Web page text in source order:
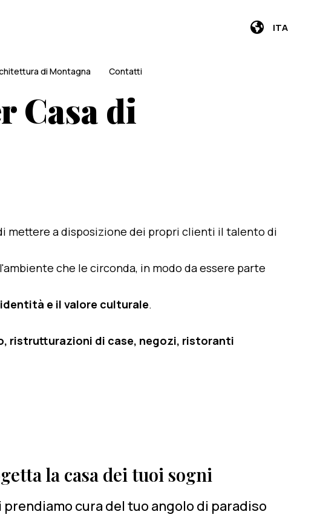
ITA
di Montagna Contatti
Casa di
mettere a disposizione dei propri clienti il talento di
che le circonda, in modo da essere parte
e il valore culturale.
ristrutturazioni di case, negozi, ristoranti
la casa dei tuoi sogni
prendiamo cura del tuo angolo di paradiso